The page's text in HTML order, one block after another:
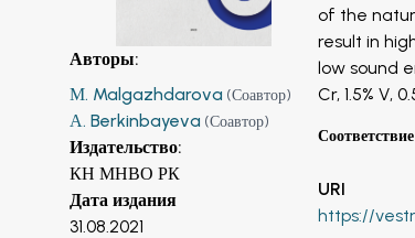
Авторы:
М. Malgazhdarova (Соавтор)
А. Berkinbayeva (Соавтор)
Издательство:
КН МНВО РК
Дата издания
31.08.2021
of the
result in
low sound
Cr, 1.5% V,
URI
https://